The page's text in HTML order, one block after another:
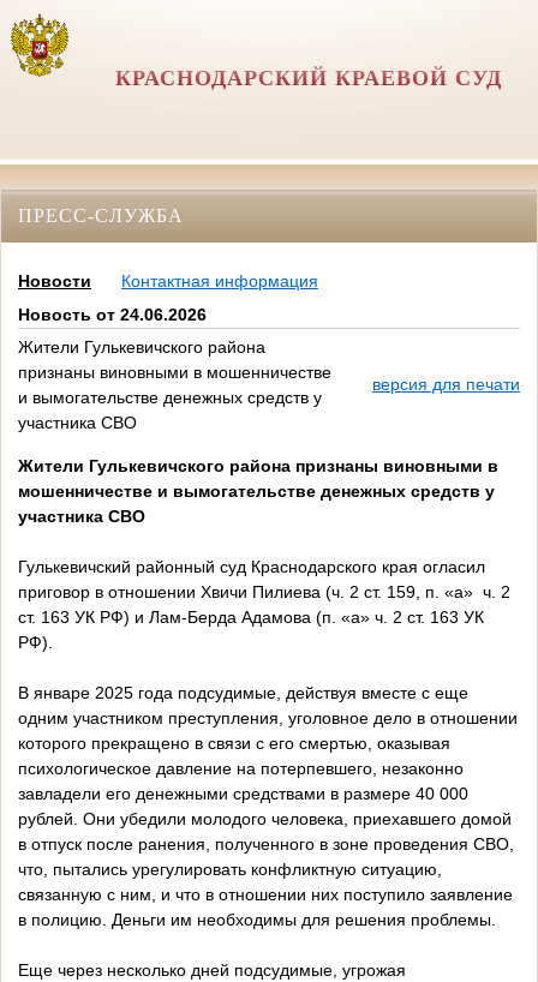
КРАСНОДАРСКИЙ КРАЕВОЙ СУД
ПРЕСС-СЛУЖБА
Новости
Контактная информация
Новость от 24.06.2026
Жители Гулькевичского района
признаны виновными в мошенничестве
и вымогательстве денежных средств у
участника СВО
версия для печати
Жители Гулькевичского района признаны виновными в
мошенничестве и вымогательстве денежных средств у
участника СВО
Гулькевичский районный суд Краснодарского края огласил
приговор в отношении Хвичи Пилиева (ч. 2 ст. 159, п. «а» ч. 2
ст. 163 УК РФ) и Лам-Берда Адамова (п. «а» ч. 2 ст. 163 УК
РФ).
В январе 2025 года подсудимые, действуя вместе с еще
одним участником преступления, уголовное дело в отношении
которого прекращено в связи с его смертью, оказывая
психологическое давление на потерпевшего, незаконно
завладели его денежными средствами в размере 40 000
рублей. Они убедили молодого человека, приехавшего домой
в отпуск после ранения, полученного в зоне проведения СВО,
что, пытались урегулировать конфликтную ситуацию,
связанную с ним, и что в отношении них поступило заявление
в полицию. Деньги им необходимы для решения проблемы.
Еще через несколько дней подсудимые, угрожая